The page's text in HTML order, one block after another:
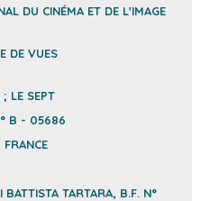
DU CINÉMA ET DE L'IMAGE
DE VUES
; LE SEPT
B - 05686
FRANCE
BATTISTA TARTARA, B.F. N°